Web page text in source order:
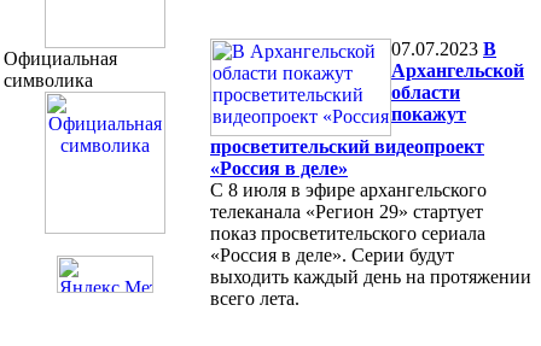
Официальная
символика
07.07.2023 В
Архангельской
области
покажут
просветительский видеопроект
«Россия в деле»
С 8 июля в эфире архангельского
телеканала «Регион 29» стартует
показ просветительского сериала
«Россия в деле». Серии будут
выходить каждый день на протяжении
всего лета.